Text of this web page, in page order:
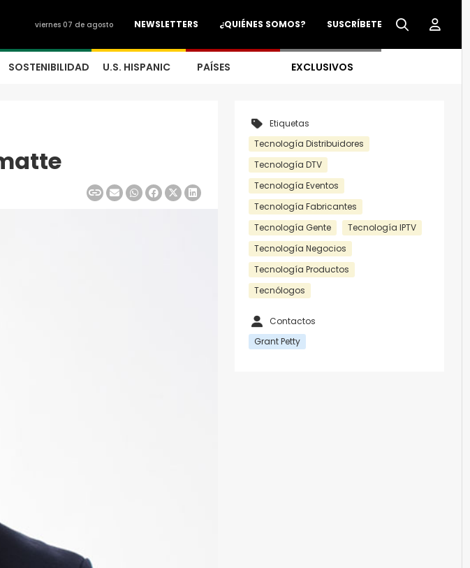
SUSCRÍBETE
¿QUIÉNES SOMOS?
NEWSLETTERS
viernes 07 de agosto
SOSTENIBILIDAD U.S. HISPANIC PAÍSES EXCLUSIVOS
Etiquetas
Tecnología Distribuidores
Tecnología DTV
Tecnología Eventos
Tecnología Fabricantes
Tecnología Gente
Tecnología IPTV
Tecnología Negocios
Tecnología Productos
Tecnólogos
Contactos
Grant Petty